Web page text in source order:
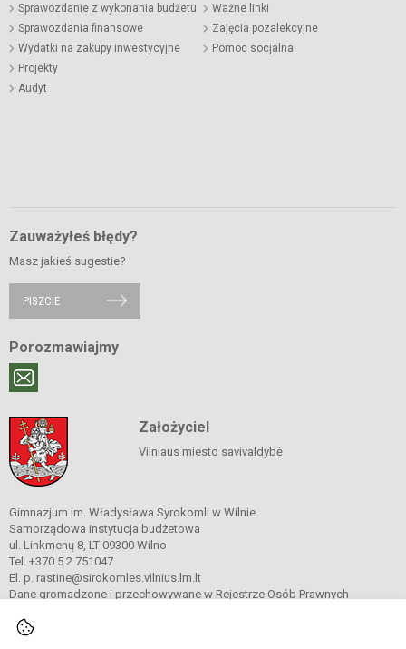
Sprawozdanie z wykonania budżetu
Sprawozdania finansowe
Wydatki na zakupy inwestycyjne
Projekty
Audyt
Ważne linki
Zajęcia pozalekcyjne
Pomoc socjalna
Zauważyłeś błędy?
Masz jakieś sugestie?
PISZCIE
Porozmawiajmy
Założyciel
Vilniaus miesto savivaldybė
Gimnazjum im. Władysława Syrokomli w Wilnie
Samorządowa instytucja budżetowa
ul. Linkmenų 8, LT-09300 Wilno
Tel. +370 5 2 751047
El. p. rastine@sirokomles.vilnius.lm.lt
Dane gromadzone i przechowywane w Rejestrze Osób Prawnych